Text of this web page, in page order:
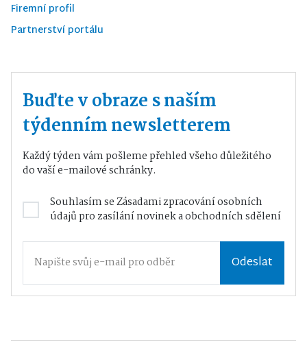
Firemní profil
Partnerství portálu
Buďte v obraze s naším
týdenním newsletterem
Každý týden vám pošleme přehled všeho důležitého
do vaší e-mailové schránky.
Souhlasím seZásadami zpracování osobních
údajůpro zasílání novinek a obchodních sdělení
Odeslat